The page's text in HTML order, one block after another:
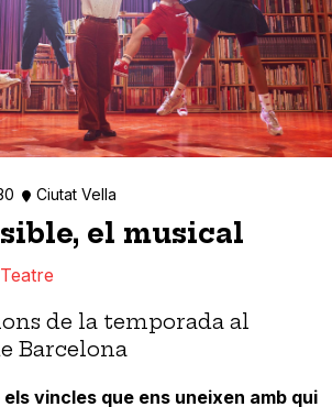
Ciutat Vella
el musical
de la temporada al
Barcelona
vincles que ens uneixen amb qui